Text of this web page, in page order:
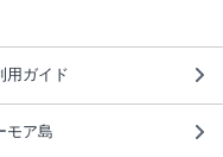
用ガイド
モア島